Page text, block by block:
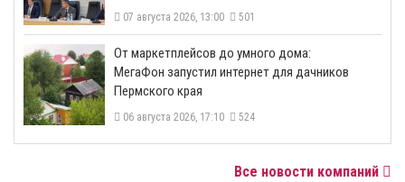
07 августа 2026, 13:00 501
От маркетплейсов до умного дома:
МегаФон запустил интернет для дачников
Пермского края
06 августа 2026, 17:10 524
Все новости компаний